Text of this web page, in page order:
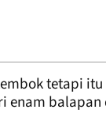
tetapi